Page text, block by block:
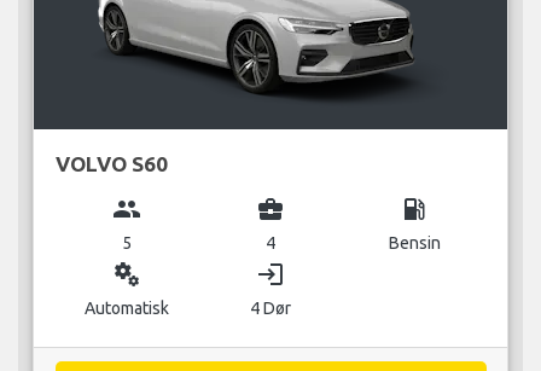
VOLVO S60
group
5
business_center
4
local_gas_station
Bensin
miscellaneous_services
Automatisk
login
4 Dør